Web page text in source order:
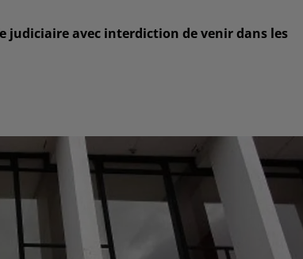
judiciaire avec interdiction de venir dans les